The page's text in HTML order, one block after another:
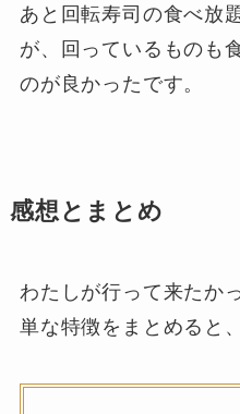
あと回転寿司の食べ放
が、回っているものも
のが良かったです。
感想とまとめ
わたしが行って来たか
単な特徴をまとめると、